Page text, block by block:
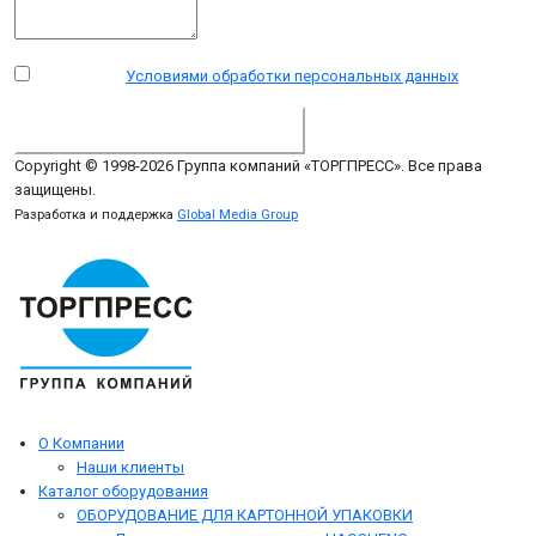
Условиями обработки персональных данных
Copyright © 1998-2026 Группа компаний «ТОРГПРЕСС». Все права
защищены.
Разработка и поддержка Global Media Group
О Компании
Наши клиенты
Каталог оборудования
ОБОРУДОВАНИЕ ДЛЯ КАРТОННОЙ УПАКОВКИ